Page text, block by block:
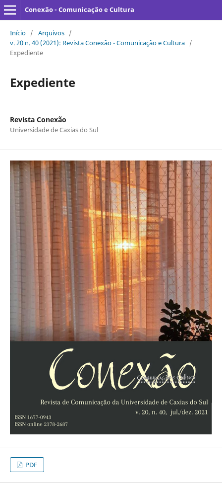
Conexão - Comunicação e Cultura
Início / Arquivos /
v. 20 n. 40 (2021): Revista Conexão - Comunicação e Cultura /
Expediente
Expediente
Revista Conexão
Universidade de Caxias do Sul
PDF